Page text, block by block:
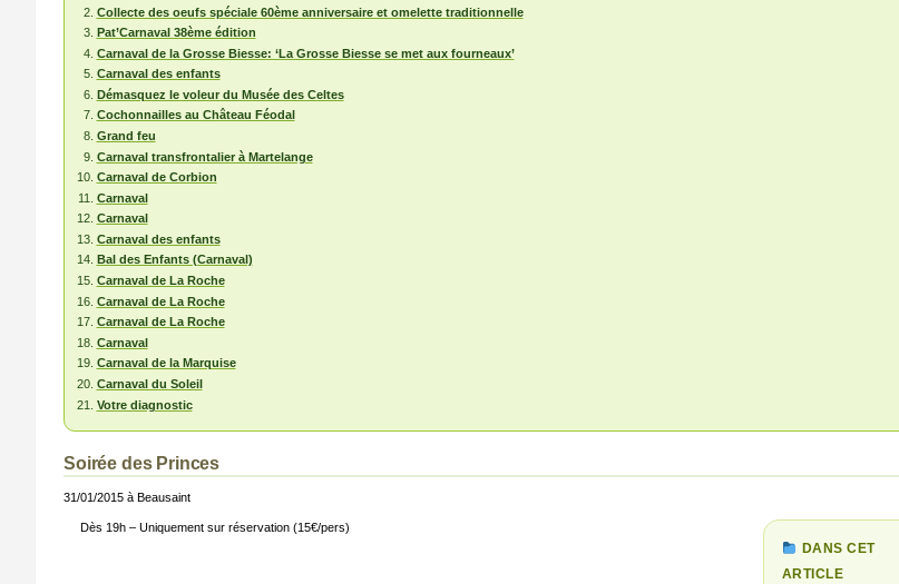
Collecte des oeufs spéciale 60ème anniversaire et omelette traditionnelle
Pat’Carnaval 38ème édition
Carnaval de la Grosse Biesse: ‘La Grosse Biesse se met aux fourneaux’
Carnaval des enfants
Démasquez le voleur du Musée des Celtes
Cochonnailles au Château Féodal
Grand feu
Carnaval transfrontalier à Martelange
Carnaval de Corbion
Carnaval
Carnaval
Carnaval des enfants
Bal des Enfants (Carnaval)
Carnaval de La Roche
Carnaval de La Roche
Carnaval de La Roche
Carnaval
Carnaval de la Marquise
Carnaval du Soleil
Votre diagnostic
Soirée des Princes
DANS CET
ARTICLE
31/01/2015 à Beausaint
Dès 19h – Uniquement sur réservation (15€/pers)